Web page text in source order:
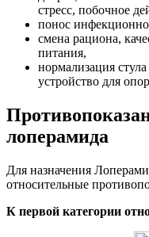
стресс, побочное
понос
смена рациона,
питания,
нормализация
устройство для
лоперамида
Для назначения
относительные
К первой категории